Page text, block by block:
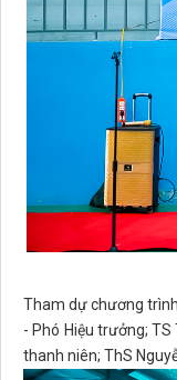
Tham dự chương
- Phó Hiệu trưởng;
thanh niên; ThS